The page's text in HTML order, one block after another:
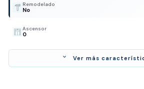
Remodelado
No
Ascensor
0
expand_more Ver más